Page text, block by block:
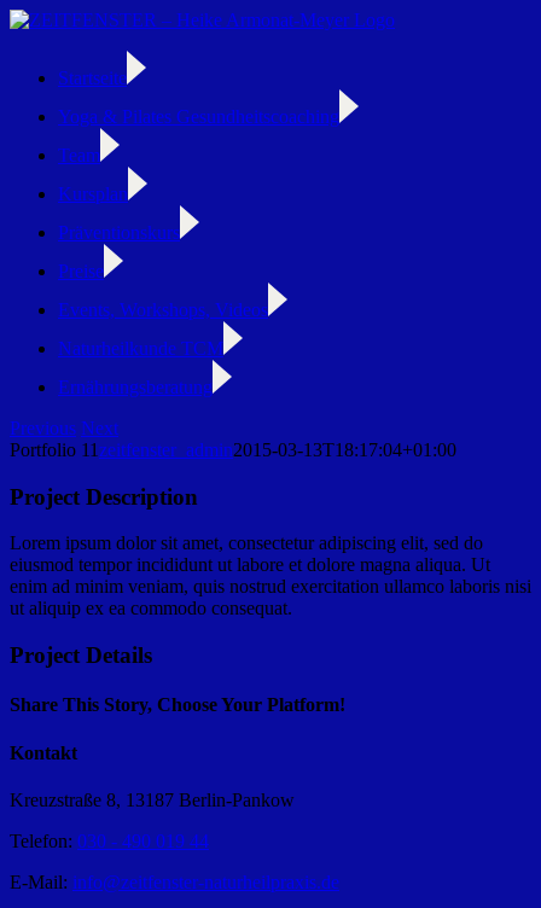
Zum
Startseite
Yoga & Pilates Gesundheitscoaching
Team
Kursplan
Präventionskurs
Preise
Events, Workshops, Videos
Naturheilkunde TCM
Ernährungsberatung
Facebook
Instagram
Previous Next
Portfolio 11 zeitfenster_admin2015-03-13T18:17:04+01:00
Project Description
Lorem ipsum dolor sit amet, consectetur adipiscing elit, sed do
eiusmod tempor incididunt ut labore et dolore magna aliqua. Ut
enim ad minim veniam, quis nostrud exercitation ullamco laboris nisi
ut aliquip ex ea commodo consequat.
Project Details
Share This Story, Choose Your Platform!
Facebook
X
Reddit
LinkedIn
WhatsApp
Pinterest
Kontakt
Kreuzstraße 8, 13187 Berlin-Pankow
Telefon: 030 - 490 019 44
E-Mail: info@zeitfenster-naturheilpraxis.de